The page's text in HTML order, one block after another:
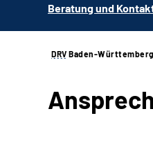
Beratung und
DRV Baden-Württemberg